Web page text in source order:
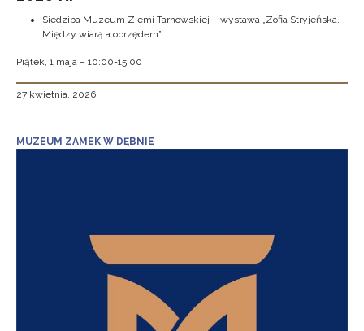
Siedziba Muzeum Ziemi Tarnowskiej – wystawa „Zofia Stryjeńska.
Między wiarą a obrzędem”
Piątek, 1 maja – 10:00-15:00
27 kwietnia, 2026
MUZEUM ZAMEK W DĘBNIE